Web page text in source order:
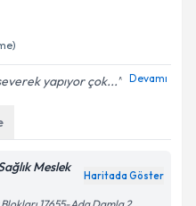
yapıyor çok... Devamı
Meslek
Haritada Göster